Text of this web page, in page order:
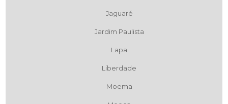
Jaguaré
Jardim Paulista
Lapa
Liberdade
Moema